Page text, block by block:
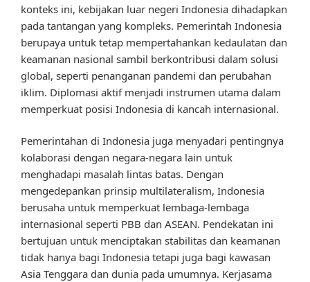
konteks ini, kebijakan luar negeri Indonesia dihadapkan
pada tantangan yang kompleks. Pemerintah Indonesia
berupaya untuk tetap mempertahankan kedaulatan dan
keamanan nasional sambil berkontribusi dalam solusi
global, seperti penanganan pandemi dan perubahan
iklim. Diplomasi aktif menjadi instrumen utama dalam
memperkuat posisi Indonesia di kancah internasional.
Pemerintahan di Indonesia juga menyadari pentingnya
kolaborasi dengan negara-negara lain untuk
menghadapi masalah lintas batas. Dengan
mengedepankan prinsip multilateralism, Indonesia
berusaha untuk memperkuat lembaga-lembaga
internasional seperti PBB dan ASEAN. Pendekatan ini
bertujuan untuk menciptakan stabilitas dan keamanan
tidak hanya bagi Indonesia tetapi juga bagi kawasan
Asia Tenggara dan dunia pada umumnya. Kerjasama